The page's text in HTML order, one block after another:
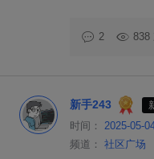
2 838
新手243
时间：
2025-05-
频道：
社区广场